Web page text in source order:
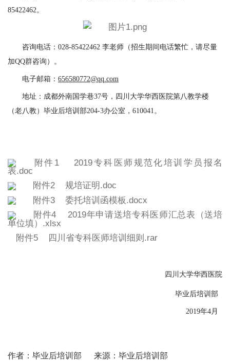
85422462 。
咨询电话： 028-85422462 李老师 （招生期间电话繁忙，请尽量
加QQ群咨询 ） 。
电子邮箱： 656580772@qq.com
地址：成都外南国学巷37号，四川大学华西医院第八教学楼
（老八教）毕业后培训部204-3办公室， 610041 。
附件1 2019专科医师规范化培训学员报名
表.doc
附件2 规培证明.doc
附件3 委托培训函模板.docx
附件4 2019年申请送培专科医师汇总表（送培
单位填）.xlsx
附件5 四川省专科医师培训细则.rar
四川大学华西医院
毕业后培训部
2019年4月
作者：毕业后培训部 来源：毕业后培训部